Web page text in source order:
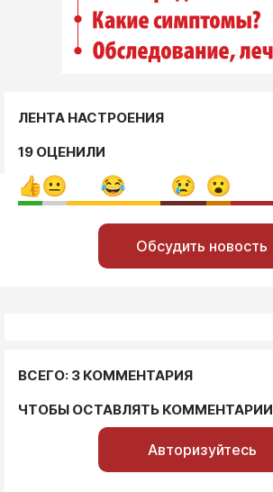
ЛЕНТА НАСТРОЕНИЯ
19 ОЦЕНИЛИ
Обсудить новость
ВСЕГО: 3 КОММЕНТАРИЯ
ЧТОБЫ ОСТАВЛЯТЬ КОММЕНТАРИИ
Авторизуйтесь